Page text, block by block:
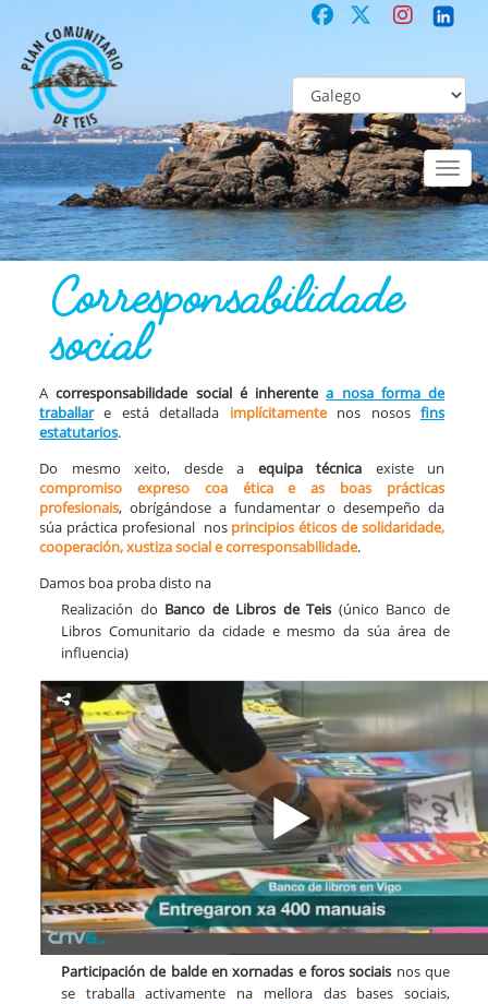
Toggle
COMUNITARIO Co-laboración participativa Corresponsabilidade
Corresponsabilidade
social
Acorresponsabilidade social é inherentea nosa forma de
traballare está detallada implícitamentenos nososfins
estatutarios.
Do mesmo xeito, desde a equipa técnica existe un
compromiso expreso coa ética e as boas prácticas
profesionais, obrígándose a fundamentar o desempeño da
súa práctica profesional nos principios éticos de solidaridade,
cooperación, xustiza social e corresponsabilidade.
Damos boa proba disto na
Realización do Banco de Libros de Teis (único Banco de
Libros Comunitario da cidade e mesmo da súa área de
influencia)
Participación de baldeen xornadas e foros sociais nos que
se traballa activamente na mellora das bases sociais,